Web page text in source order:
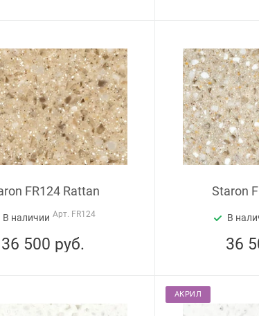
FR124 Rattan
В наличии Арт. FR124
36 500 руб.
Staron
В
36
АКРИЛ